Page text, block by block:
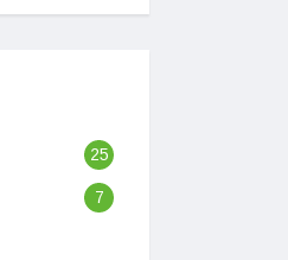
25
7